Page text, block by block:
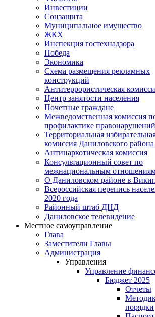
Инвестиции
Соцзащита
Муниципальное имущество
ЖКХ
Инспекция гостехнадзора
Победа
Экономика
Схема размещения рекламных
конструкций
Антитеррористическая
Центр занятости населения
Почетные граждане
Межведомственная комиссия
профилактике правонарушений
Территориальная
комиссия Даниловского района
Антинаркотическая комиссия
Консультационный совет по
межнациональным
О Даниловском районе в
Всероссийская перепись
2020 года
Районный штаб ДНД
Даниловское телевидение
Местное самоуправление
Глава
Заместители Главы
Администрация
Управления
Управление
Бюджет 2025
Отчеты
порядки